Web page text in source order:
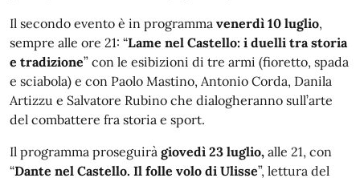
Il secondo evento è in programma venerdì 10 luglio,
sempre alle ore 21: “Lame nel Castello: i duelli tra storia
e tradizione” con le esibizioni di tre armi (fioretto, spada
e sciabola) e con Paolo Mastino, Antonio Corda, Danila
Artizzu e Salvatore Rubino che dialogheranno sull’arte
del combattere fra storia e sport.
Il programma proseguirà giovedì 23 luglio, alle 21, con
“Dante nel Castello. Il folle volo di Ulisse”, lettura del